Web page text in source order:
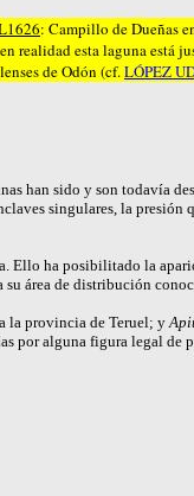
: Campillo de Dueñas
realidad esta laguna está
de Odón (cf.LÓPEZ
han sido y son todavía
singulares, la presión
Ello ha posibilitado la
su área de distribución
la provincia de Teruel; y
por alguna figura legal